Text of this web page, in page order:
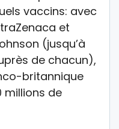
vaccins: avec
et
(jusqu’à
de chacun),
britannique
millions de